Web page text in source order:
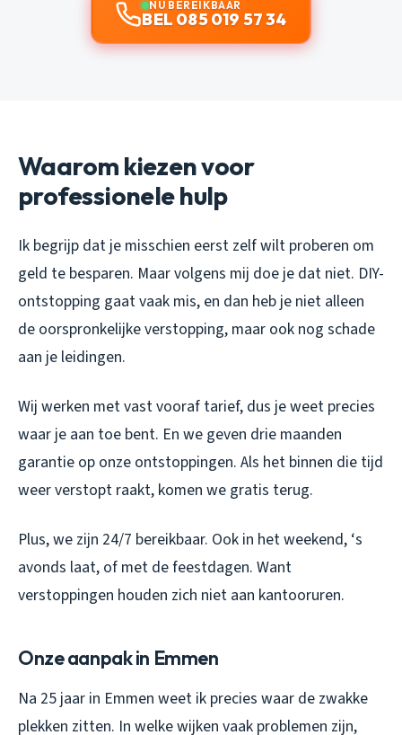
NU BEREIKBAAR
BEL 085 019 57 34
Waarom kiezen voor
professionele hulp
Ik begrijp dat je misschien eerst zelf wilt proberen om
geld te besparen. Maar volgens mij doe je dat niet. DIY-
ontstopping gaat vaak mis, en dan heb je niet alleen
de oorspronkelijke verstopping, maar ook nog schade
aan je leidingen.
Wij werken met vast vooraf tarief, dus je weet precies
waar je aan toe bent. En we geven drie maanden
garantie op onze ontstoppingen. Als het binnen die tijd
weer verstopt raakt, komen we gratis terug.
Plus, we zijn 24/7 bereikbaar. Ook in het weekend, ‘s
avonds laat, of met de feestdagen. Want
verstoppingen houden zich niet aan kantooruren.
Onze aanpak in Emmen
Na 25 jaar in Emmen weet ik precies waar de zwakke
plekken zitten. In welke wijken vaak problemen zijn,